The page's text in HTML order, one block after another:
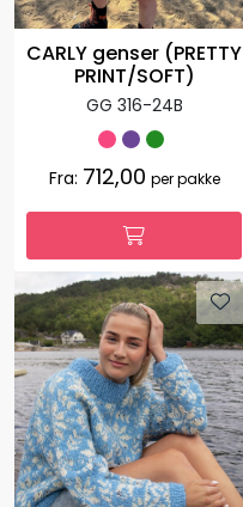
CARLY genser (PRETTY
PRINT/SOFT)
GG 316-24B
Fra: 712,00 per pakke